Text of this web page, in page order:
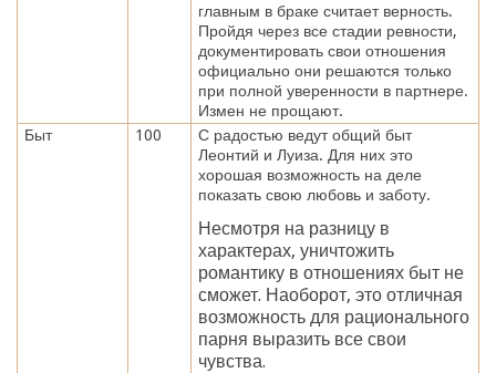
главным в браке считает верность.
Пройдя через все стадии ревности,
документировать свои отношения
официально они решаются только
при полной уверенности в партнере.
Измен не прощают.
Быт
100
С радостью ведут общий быт
Леонтий и Луиза. Для них это
хорошая возможность на деле
показать свою любовь и заботу.
Несмотря на разницу в
характерах, уничтожить
романтику в отношениях быт не
сможет. Наоборот, это отличная
возможность для рационального
парня выразить все свои
чувства.